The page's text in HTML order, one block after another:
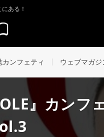
ある！
ンフェティ ウェブマガジ
』カンフ